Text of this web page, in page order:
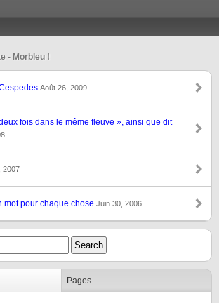
- Morbleu !
Août 26, 2009
fois dans le même fleuve », ainsi que dit
2007
mot pour chaque chose Juin 30, 2006
Pages